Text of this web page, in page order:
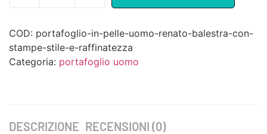
COD: portafoglio-in-pelle-uomo-renato-balestra-con-
stampe-stile-e-raffinatezza
Categoria: portafoglio uomo
DESCRIZIONE RECENSIONI (0)